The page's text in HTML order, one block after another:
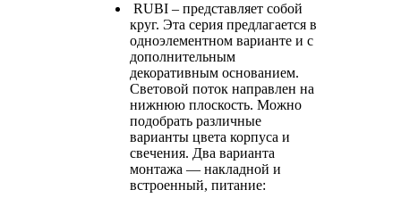
RUBI – представляет собой
круг. Эта серия предлагается в
одноэлементном варианте и с
дополнительным
декоративным основанием.
Световой поток направлен на
нижнюю плоскость. Можно
подобрать различные
варианты цвета корпуса и
свечения. Два варианта
монтажа — накладной и
встроенный, питание: